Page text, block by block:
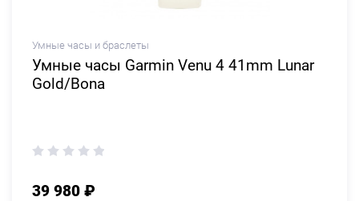
Умные часы и браслеты
Умные часы Garmin Venu 4 41mm Lunar
Gold/Bona
39 980 ₽